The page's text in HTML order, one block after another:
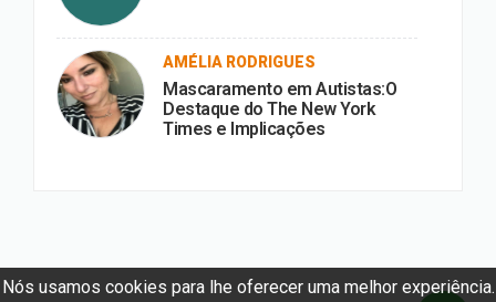
Nós usamos cookies para lhe oferecer uma melhor experiência.
AMÉLIA RODRIGUES
Mascaramento em Autistas:O
Destaque do The New York
Times e Implicações